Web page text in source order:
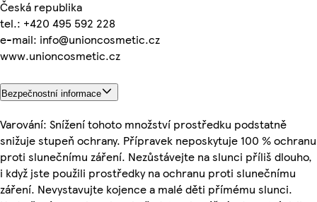
Česká republika
tel.: +420 495 592 228
e-mail: info@unioncosmetic.cz
www.unioncosmetic.cz
Bezpečnostní informace
Varování: Snížení tohoto množství prostředku podstatně
snižuje stupeň ochrany. Přípravek neposkytuje 100 % ochranu
proti slunečnímu záření. Nezůstávejte na slunci příliš dlouho,
i když jste použili prostředky na ochranu proti slunečnímu
záření. Nevystavujte kojence a malé děti přímému slunci.